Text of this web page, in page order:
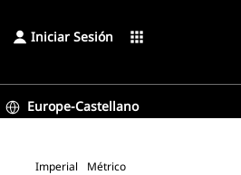
Iniciar Sesión apps
Europe-Castellano
Imperial Métrico